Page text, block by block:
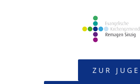
ZUR